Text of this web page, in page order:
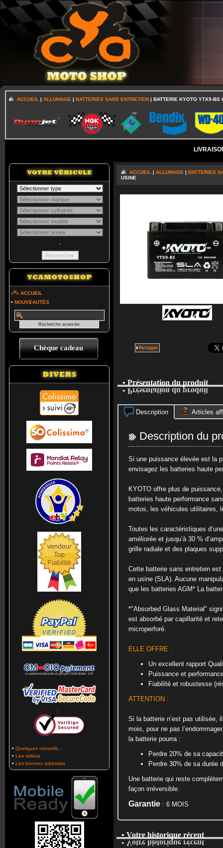
ACCUEIL | ALLUMAGE | BATTERIES SANS ENTRETIEN | BATTERIE KYOTO YTX9-BS
-
ACCUEIL
• NOUVEAUTÉS
Chèque cadeau
• Quelques conseils...
• Les vidéos
• Les bonnes adresses
ACCUEIL | ALLUMAGE | BATTERIES
USINE
• Présentation du produit
• Présentation du produit
Description Articles
Description du
Si une puissance élevée est la
envisagez les batteries haute
KYOTO offre plus de
batteries haute performance
motos, les véhicules utilitaires,
Toutes les caractéristiques
améliorée et jusqu’à 30 %
grille radiale et des plaques
Cette batterie sans entretien est
en usine (SLA). Aucune
que les batteries AGM* La
*"Absorbed Glass Material"
est absorbé par capillarité et
microperforé.
ELLE OFFRE :
Un excellent rapport
Puissance et
Fiabilité et robustesse
ATTENTION :
Si la batterie n’est pas utilisée,
mois, pour ne pas
la batterie pourra :
Perdre 20% de sa
Perdre 30% de sa durée
Une batterie qui reste
façon irréversible.
Garantie : 6 MOIS
• Votre historique récent
• Votre historique récent